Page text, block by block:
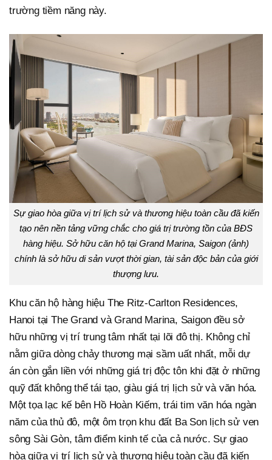
trường tiềm năng này.
Sự giao hòa giữa vị trí lịch sử và thương hiệu toàn cầu đã kiến
tạo nên nền tảng vững chắc cho giá trị trường tồn của BĐS
hàng hiệu. Sở hữu căn hộ tại Grand Marina, Saigon (ảnh)
chính là sở hữu di sản vượt thời gian, tài sản độc bản của giới
thượng lưu.
Khu căn hộ hàng hiệu The Ritz-Carlton Residences,
Hanoi tại The Grand và Grand Marina, Saigon đều sở
hữu những vị trí trung tâm nhất tại lõi đô thị. Không chỉ
nằm giữa dòng chảy thương mại sầm uất nhất, mỗi dự
án còn gắn liền với những giá trị độc tôn khi đặt ở những
quỹ đất không thể tái tạo, giàu giá trị lịch sử và văn hóa.
Một tọa lạc kế bên Hồ Hoàn Kiếm, trái tim văn hóa ngàn
năm của thủ đô, một ôm trọn khu đất Ba Son lịch sử ven
sông Sài Gòn, tâm điểm kinh tế của cả nước. Sự giao
hòa giữa vị trí lịch sử và thương hiệu toàn cầu đã kiến